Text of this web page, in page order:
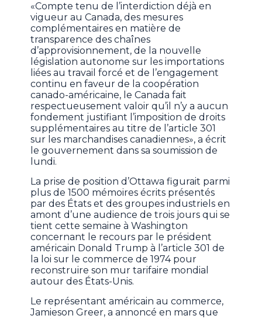
«Compte tenu de l’interdiction déjà en
vigueur au Canada, des mesures
complémentaires en matière de
transparence des chaînes
d’approvisionnement, de la nouvelle
législation autonome sur les importations
liées au travail forcé et de l’engagement
continu en faveur de la coopération
canado-américaine, le Canada fait
respectueusement valoir qu’il n’y a aucun
fondement justifiant l’imposition de droits
supplémentaires au titre de l’article 301
sur les marchandises canadiennes», a écrit
le gouvernement dans sa soumission de
lundi.
La prise de position d’Ottawa figurait parmi
plus de 1500 mémoires écrits présentés
par des États et des groupes industriels en
amont d’une audience de trois jours qui se
tient cette semaine à Washington
concernant le recours par le président
américain Donald Trump à l’article 301 de
la loi sur le commerce de 1974 pour
reconstruire son mur tarifaire mondial
autour des États-Unis.
Le représentant américain au commerce,
Jamieson Greer, a annoncé en mars que